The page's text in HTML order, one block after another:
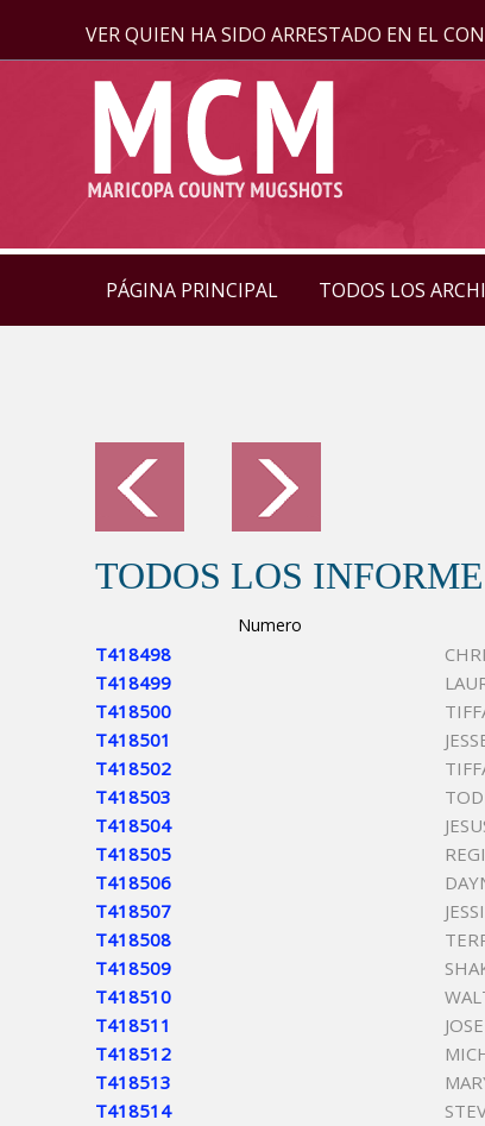
VER QUIEN HA SIDO ARRESTADO EN EL
PÁGINA PRINCIPAL TODOS LOS
TODOS LOS
Numero
T418498
T418499
T418500
T418501
T418502
T418503
T418504
T418505
T418506
T418507
T418508
T418509
T418510
T418511
T418512
T418513
T418514